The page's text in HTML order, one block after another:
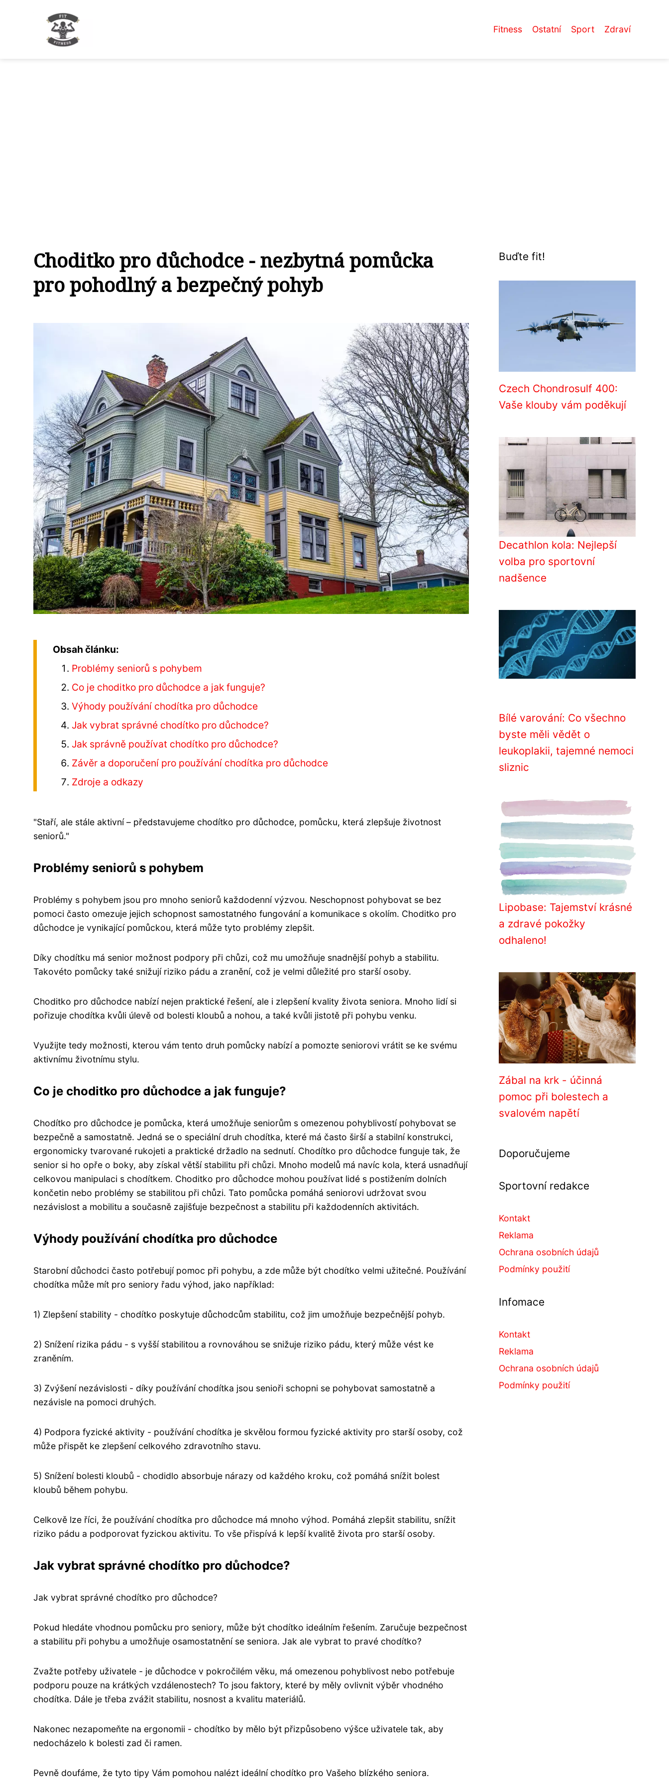
Fitness Ostatní Sport Zdraví
Choditko pro důchodce - nezbytná pomůcka
pro pohodlný a bezpečný pohyb
Obsah článku:
Problémy seniorů s pohybem
Co je choditko pro důchodce a jak funguje?
Výhody používání chodítka pro důchodce
Jak vybrat správné chodítko pro důchodce?
Jak správně používat chodítko pro důchodce?
Závěr a doporučení pro používání chodítka pro důchodce
Zdroje a odkazy
"Staří, ale stále aktivní – představujeme chodítko pro důchodce, pomůcku, která zlepšuje životnost
seniorů."
Problémy seniorů s pohybem
Problémy s pohybem jsou pro mnoho seniorů každodenní výzvou. Neschopnost pohybovat se bez
pomoci často omezuje jejich schopnost samostatného fungování a komunikace s okolím. Choditko pro
důchodce je vynikající pomůckou, která může tyto problémy zlepšit.
Díky chodítku má senior možnost podpory při chůzi, což mu umožňuje snadnější pohyb a stabilitu.
Takovéto pomůcky také snižují riziko pádu a zranění, což je velmi důležité pro starší osoby.
Choditko pro důchodce nabízí nejen praktické řešení, ale i zlepšení kvality života seniora. Mnoho lidí si
pořizuje chodítka kvůli úlevě od bolesti kloubů a nohou, a také kvůli jistotě při pohybu venku.
Využijte tedy možnosti, kterou vám tento druh pomůcky nabízí a pomozte seniorovi vrátit se ke svému
aktivnímu životnímu stylu.
Co je choditko pro důchodce a jak funguje?
Chodítko pro důchodce je pomůcka, která umožňuje seniorům s omezenou pohyblivostí pohybovat se
bezpečně a samostatně. Jedná se o speciální druh chodítka, které má často širší a stabilní konstrukci,
ergonomicky tvarované rukojeti a praktické držadlo na sednutí. Chodítko pro důchodce funguje tak, že
senior si ho opře o boky, aby získal větší stabilitu při chůzi. Mnoho modelů má navíc kola, která usnadňují
celkovou manipulaci s chodítkem. Choditko pro důchodce mohou používat lidé s postižením dolních
končetin nebo problémy se stabilitou při chůzi. Tato pomůcka pomáhá seniorovi udržovat svou
nezávislost a mobilitu a současně zajišťuje bezpečnost a stabilitu při každodenních aktivitách.
Výhody používání chodítka pro důchodce
Starobní důchodci často potřebují pomoc při pohybu, a zde může být chodítko velmi užitečné. Používání
chodítka může mít pro seniory řadu výhod, jako například:
1) Zlepšení stability - chodítko poskytuje důchodcům stabilitu, což jim umožňuje bezpečnější pohyb.
2) Snížení rizika pádu - s vyšší stabilitou a rovnováhou se snižuje riziko pádu, který může vést ke
zraněním.
3) Zvýšení nezávislosti - díky používání chodítka jsou senioři schopni se pohybovat samostatně a
nezávisle na pomoci druhých.
4) Podpora fyzické aktivity - používání chodítka je skvělou formou fyzické aktivity pro starší osoby, což
může přispět ke zlepšení celkového zdravotního stavu.
5) Snížení bolesti kloubů - chodidlo absorbuje nárazy od každého kroku, což pomáhá snížit bolest
kloubů během pohybu.
Celkově lze říci, že používání chodítka pro důchodce má mnoho výhod. Pomáhá zlepšit stabilitu, snížit
riziko pádu a podporovat fyzickou aktivitu. To vše přispívá k lepší kvalitě života pro starší osoby.
Jak vybrat správné chodítko pro důchodce?
Jak vybrat správné chodítko pro důchodce?
Pokud hledáte vhodnou pomůcku pro seniory, může být chodítko ideálním řešením. Zaručuje bezpečnost
a stabilitu při pohybu a umožňuje osamostatnění se seniora. Jak ale vybrat to pravé chodítko?
Zvažte potřeby uživatele - je důchodce v pokročilém věku, má omezenou pohyblivost nebo potřebuje
podporu pouze na krátkých vzdálenostech? To jsou faktory, které by měly ovlivnit výběr vhodného
chodítka. Dále je třeba zvážit stabilitu, nosnost a kvalitu materiálů.
Nakonec nezapomeňte na ergonomii - chodítko by mělo být přizpůsobeno výšce uživatele tak, aby
nedocházelo k bolesti zad či ramen.
Pevně doufáme, že tyto tipy Vám pomohou nalézt ideální chodítko pro Vašeho blízkého seniora.
Buďte fit!
Czech Chondrosulf 400:
Vaše klouby vám poděkují
Decathlon kola: Nejlepší
volba pro sportovní
nadšence
Bílé varování: Co všechno
byste měli vědět o
leukoplakii, tajemné nemoci
sliznic
Lipobase: Tajemství krásné
a zdravé pokožky
odhaleno!
Zábal na krk - účinná
pomoc při bolestech a
svalovém napětí
Doporučujeme
Sportovní redakce
Kontakt
Reklama
Ochrana osobních údajů
Podmínky použití
Infomace
Kontakt
Reklama
Ochrana osobních údajů
Podmínky použití